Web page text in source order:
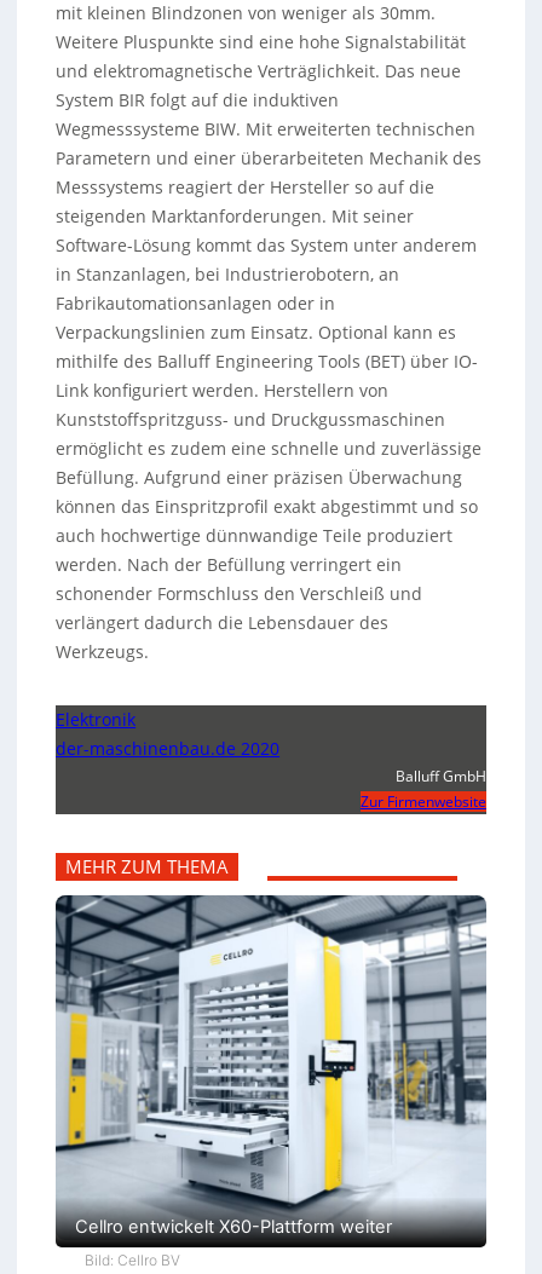
mit kleinen Blindzonen von weniger als 30mm.
Weitere Pluspunkte sind eine hohe Signalstabilität
und elektromagnetische Verträglichkeit. Das neue
System BIR folgt auf die induktiven
Wegmesssysteme BIW. Mit erweiterten technischen
Parametern und einer überarbeiteten Mechanik des
Messsystems reagiert der Hersteller so auf die
steigenden Marktanforderungen. Mit seiner
Software-Lösung kommt das System unter anderem
in Stanzanlagen, bei Industrierobotern, an
Fabrikautomationsanlagen oder in
Verpackungslinien zum Einsatz. Optional kann es
mithilfe des Balluff Engineering Tools (BET) über IO-
Link konfiguriert werden. Herstellern von
Kunststoffspritzguss- und Druckgussmaschinen
ermöglicht es zudem eine schnelle und zuverlässige
Befüllung. Aufgrund einer präzisen Überwachung
können das Einspritzprofil exakt abgestimmt und so
auch hochwertige dünnwandige Teile produziert
werden. Nach der Befüllung verringert ein
schonender Formschluss den Verschleiß und
verlängert dadurch die Lebensdauer des
Werkzeugs.
Elektronik
der-maschinenbau.de 2020
Balluff GmbH
Zur Firmenwebsite
MEHR ZUM THEMA
Cellro entwickelt X60-Plattform weiter
Bild: Cellro BV